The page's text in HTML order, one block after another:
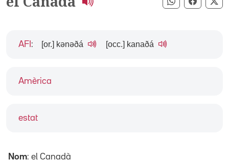
Compartir
Amèrica
estat
AFI : [or.] kənəðá [occ.] kanaðá
Nom: el Canadà